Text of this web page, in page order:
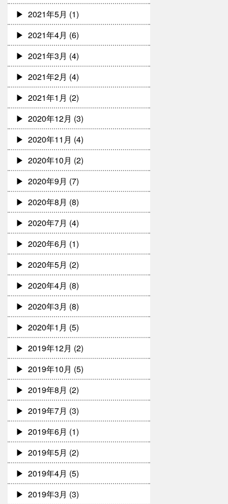
2021年5月 (1)
2021年4月 (6)
2021年3月 (4)
2021年2月 (4)
2021年1月 (2)
2020年12月 (3)
2020年11月 (4)
2020年10月 (2)
2020年9月 (7)
2020年8月 (8)
2020年7月 (4)
2020年6月 (1)
2020年5月 (2)
2020年4月 (8)
2020年3月 (8)
2020年1月 (5)
2019年12月 (2)
2019年10月 (5)
2019年8月 (2)
2019年7月 (3)
2019年6月 (1)
2019年5月 (2)
2019年4月 (5)
2019年3月 (3)